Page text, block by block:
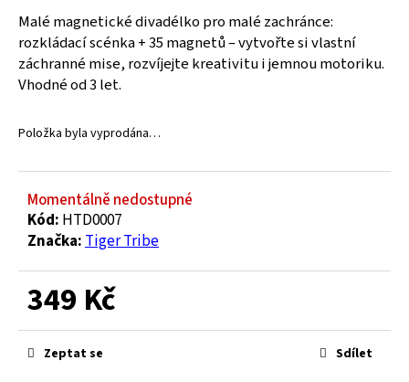
Malé magnetické divadélko pro malé zachránce:
rozkládací scénka + 35 magnetů – vytvořte si vlastní
záchranné mise, rozvíjejte kreativitu i jemnou motoriku.
Vhodné od 3 let.
Položka byla vyprodána…
Momentálně nedostupné
Kód: HTD0007
Značka:Tiger Tribe
349 Kč
Měrná
cena:Zeptat se Sdílet
HLEDAT
o
o
u
j
e